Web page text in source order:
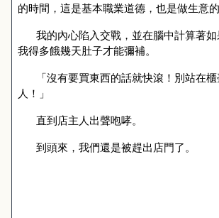
的時間，這是基本職業道德，也是做生意的
我的內心陷入交戰，並在腦中計算著如
我得多餓幾天肚子才能彌補。
「沒有要買東西的話就快滾！別站在
人！」
直到店主人出聲咆哮。
到頭來，我們還是被趕出店門了。